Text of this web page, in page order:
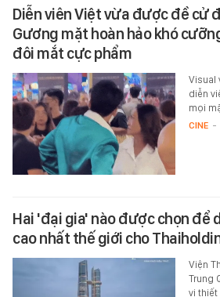
Diễn viên Việt vừa được đề cử
Gương mặt hoàn hảo khó
đôi mắt cực phẩm
Visual
diễn
mọi
CINE -
Hai 'đại gia' nào được chọn để
cao nhất thế giới cho
Viện
Trung
vị thiết